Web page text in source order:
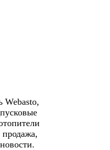
Webasto,
скидки на